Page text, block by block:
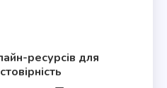
ресурсів для